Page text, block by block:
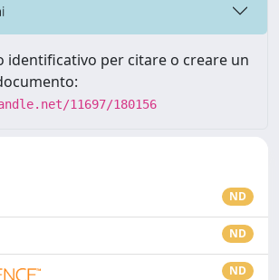
identificativo per citare o creare un
11697/180156
ND
ND
ND